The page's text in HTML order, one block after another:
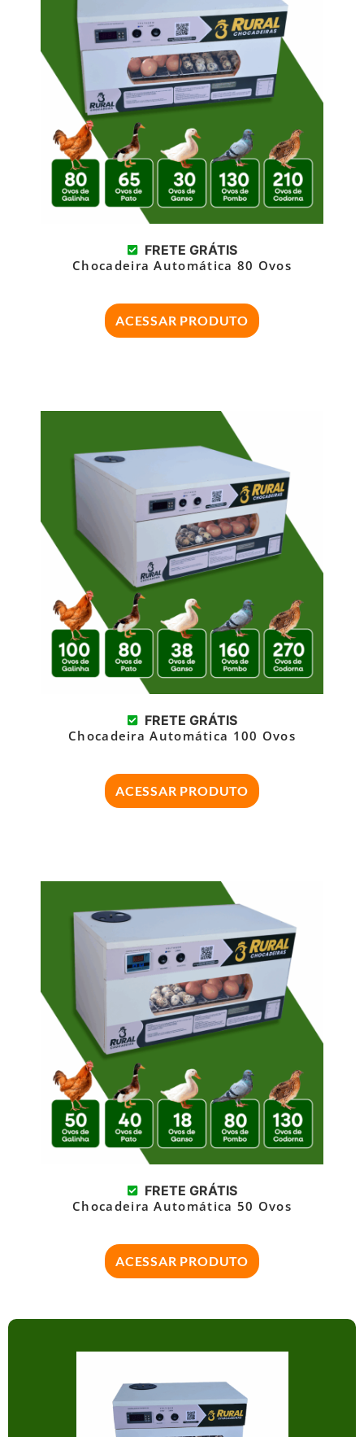
FRETE GRÁTIS
Chocadeira Automática 80 Ovos
ACESSAR PRODUTO
FRETE GRÁTIS
Chocadeira Automática 100 Ovos
ACESSAR PRODUTO
FRETE GRÁTIS
Chocadeira Automática 50 Ovos
ACESSAR PRODUTO